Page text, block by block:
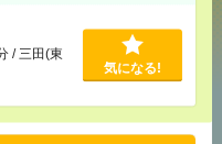
/ 三田(東
気になる!
！